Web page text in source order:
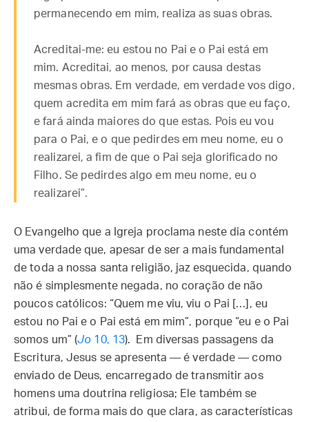
permanecendo em mim, realiza as suas obras.
Acreditai-me: eu estou no Pai e o Pai está em
mim. Acreditai, ao menos, por causa destas
mesmas obras. Em verdade, em verdade vos digo,
quem acredita em mim fará as obras que eu faço,
e fará ainda maiores do que estas. Pois eu vou
para o Pai, e o que pedirdes em meu nome, eu o
realizarei, a fim de que o Pai seja glorificado no
Filho. Se pedirdes algo em meu nome, eu o
realizarei”.
O Evangelho que a Igreja proclama neste dia contém
uma verdade que, apesar de ser a mais fundamental
de toda a nossa santa religião, jaz esquecida, quando
não é simplesmente negada, no coração de não
poucos católicos: “Quem me viu, viu o Pai […], eu
estou no Pai e o Pai está em mim”, porque “eu e o Pai
somos um” (Jo 10, 13). Em diversas passagens da
Escritura, Jesus se apresenta — é verdade — como
enviado de Deus, encarregado de transmitir aos
homens uma doutrina religiosa; Ele também se
atribui, de forma mais do que clara, as características